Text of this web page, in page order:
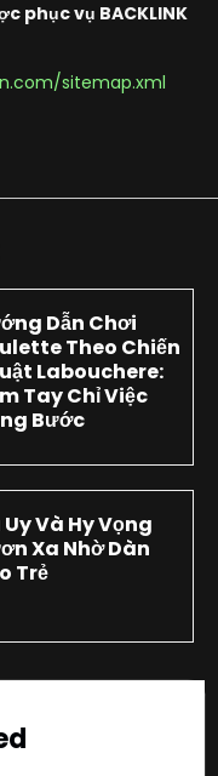
phục vụ BACKLINK
sitemap.xml
Dẫn Chơi
Theo Chiến
Labouchere:
Tay Chỉ Việc
Bước
Uy Và Hy Vọng
Xa Nhờ Dàn
Trẻ